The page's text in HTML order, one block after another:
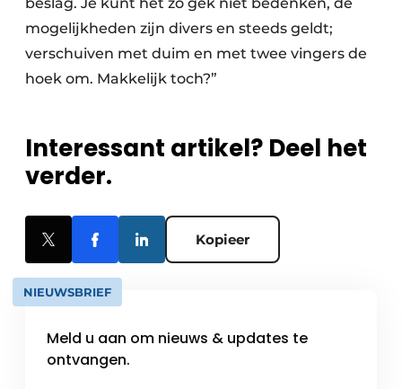
mogelijkheden zijn divers en steeds geldt;
verschuiven met duim en met twee vingers de
hoek om. Makkelijk toch?”
Interessant artikel? Deel het
verder.
Kopieer
NIEUWSBRIEF
Meld u aan om nieuws & updates te
ontvangen.